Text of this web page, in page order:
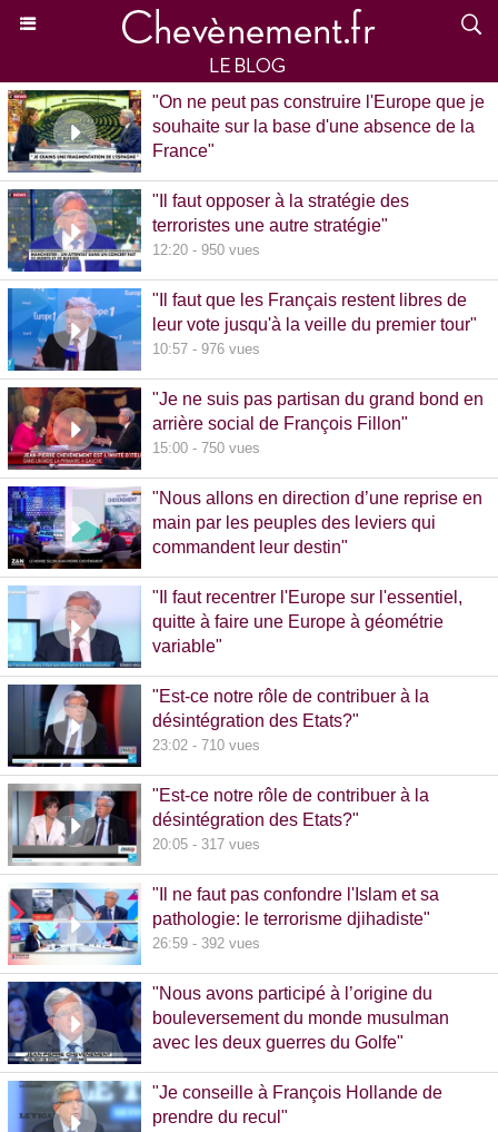
"On ne peut pas construire l'Europe que je
souhaite sur la base d'une absence de la
France"
"Il faut opposer à la stratégie des
terroristes une autre stratégie"
12:20 - 950 vues
"Il faut que les Français restent libres de
leur vote jusqu'à la veille du premier tour"
10:57 - 976 vues
"Je ne suis pas partisan du grand bond en
arrière social de François Fillon"
15:00 - 750 vues
"Nous allons en direction d’une reprise en
main par les peuples des leviers qui
commandent leur destin"
"Il faut recentrer l'Europe sur l'essentiel,
quitte à faire une Europe à géométrie
variable"
"Est-ce notre rôle de contribuer à la
désintégration des Etats?"
23:02 - 710 vues
"Est-ce notre rôle de contribuer à la
désintégration des Etats?"
20:05 - 317 vues
"Il ne faut pas confondre l'Islam et sa
pathologie: le terrorisme djihadiste"
26:59 - 392 vues
"Nous avons participé à l’origine du
bouleversement du monde musulman
avec les deux guerres du Golfe"
"Je conseille à François Hollande de
prendre du recul"